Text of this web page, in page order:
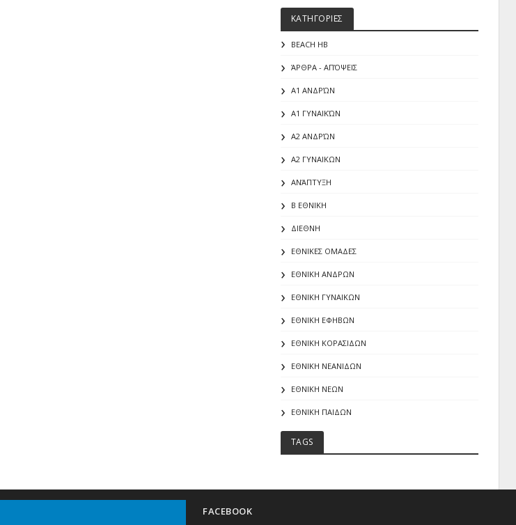
ΚΑΤΗΓΟΡΙΕΣ
BEACH HB
ΆΡΘΡΑ - ΑΠΌΨΕΙΣ
Α1 ΑΝΔΡΏΝ
Α1 ΓΥΝΑΙΚΏΝ
Α2 ΑΝΔΡΏΝ
Α2 ΓΥΝΑΙΚΩΝ
ΑΝΆΠΤΥΞΗ
Β ΕΘΝΙΚΗ
ΔΙΕΘΝΗ
ΕΘΝΙΚΕΣ ΟΜΑΔΕΣ
ΕΘΝΙΚΗ ΑΝΔΡΩΝ
ΕΘΝΙΚΗ ΓΥΝΑΙΚΩΝ
ΕΘΝΙΚΗ ΕΦΗΒΩΝ
ΕΘΝΙΚΗ ΚΟΡΑΣΙΔΩΝ
ΕΘΝΙΚΗ ΝΕΑΝΙΔΩΝ
ΕΘΝΙΚΗ ΝΕΩΝ
ΕΘΝΙΚΗ ΠΑΙΔΩΝ
TAGS
FACEBOOK